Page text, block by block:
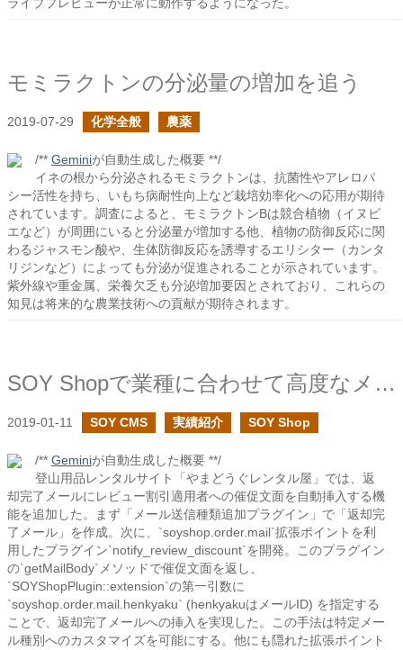
モミラクトンの分泌量の増加を追う
2019-07-29 化学全般 農薬
/** Geminiが自動生成した概要 **/
イネの根から分泌されるモミラクトンは、抗菌性やアレロパ
シー活性を持ち、いもち病耐性向上など栽培効率化への応用が期待
されています。調査によると、モミラクトンBは競合植物（イヌビ
エなど）が周囲にいると分泌量が増加する他、植物の防御反応に関
わるジャスモン酸や、生体防御反応を誘導するエリシター（カンタ
リジンなど）によっても分泌が促進されることが示されています。
紫外線や重金属、栄養欠乏も分泌増加要因とされており、これらの
知見は将来的な農業技術への貢献が期待されます。
SOY Shopで業種に合わせて高度なメール種別を追加してみる
2019-01-11 SOY CMS 実績紹介 SOY Shop
/** Geminiが自動生成した概要 **/
登山用品レンタルサイト「やまどうぐレンタル屋」では、返
却完了メールにレビュー割引適用者への催促文面を自動挿入する機
能を追加した。まず「メール送信種類追加プラグイン」で「返却完
了メール」を作成。次に、`soyshop.order.mail`拡張ポイントを利
用したプラグイン`notify_review_discount`を開発。このプラグイン
の`getMailBody`メソッドで催促文面を返し、
`SOYShopPlugin::extension`の第一引数に
`soyshop.order.mail.henkyaku` (henkyakuはメールID) を指定する
ことで、返却完了メールへの挿入を実現した。この手法は特定メー
ル種別へのカスタマイズを可能にする。他にも隠れた拡張ポイント